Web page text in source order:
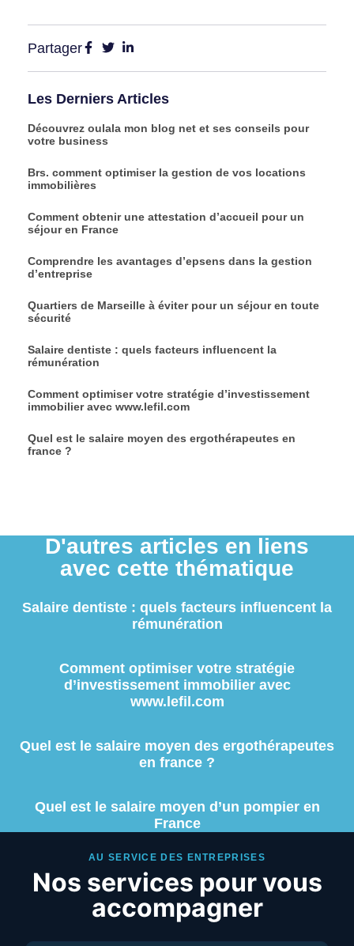
Partager
Les Derniers Articles
Découvrez oulala mon blog net et ses conseils pour
votre business
Brs. comment optimiser la gestion de vos locations
immobilières
Comment obtenir une attestation d’accueil pour un
séjour en France
Comprendre les avantages d’epsens dans la gestion
d’entreprise
Quartiers de Marseille à éviter pour un séjour en toute
sécurité
Salaire dentiste : quels facteurs influencent la
rémunération
Comment optimiser votre stratégie d’investissement
immobilier avec www.lefil.com
Quel est le salaire moyen des ergothérapeutes en
france ?
D'autres articles en liens
avec cette thématique
Salaire dentiste : quels facteurs influencent la
rémunération
Comment optimiser votre stratégie
d’investissement immobilier avec
www.lefil.com
Quel est le salaire moyen des ergothérapeutes
en france ?
Quel est le salaire moyen d’un pompier en
France
AU SERVICE DES ENTREPRISES
Nos services pour vous
accompagner